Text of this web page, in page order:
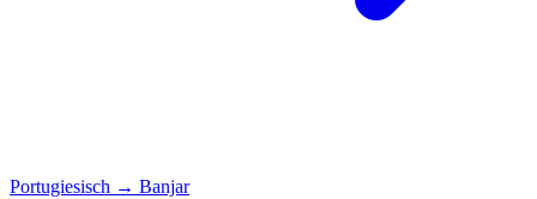
Portugiesisch → Banjar